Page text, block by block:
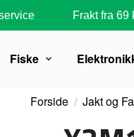
Frakt fra 69
Fiske
Forside Jakt og